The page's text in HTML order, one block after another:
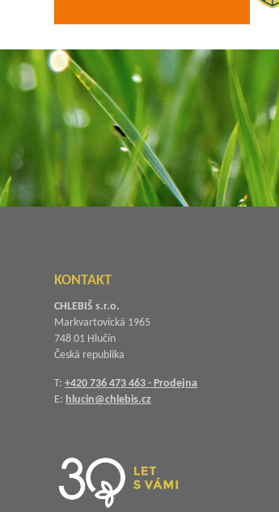
KONTAKT
CHLEBIŠ s.r.o.
Markvartovická 1965
748 01 Hlučín
Česká republika
T:+420 736 473 463 - Prodejna
E: hlucin@chlebis.cz